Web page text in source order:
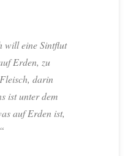
will eine Sintflut
Erden, zu
darin
ist unter dem
auf Erden ist,